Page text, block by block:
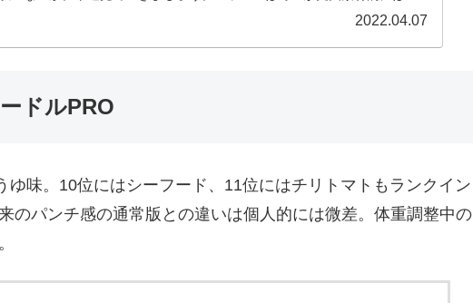
2022.04.07
ドルPRO
ゆ味。10位にはシーフード、11位にはチリトマトもランクイン
のパンチ感の通常版との違いは個人的には微差。体重調整中の